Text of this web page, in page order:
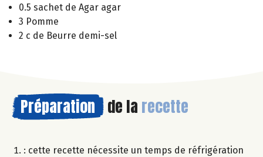
0.5 sachet de Agar agar
3 Pomme
2 c de Beurre demi-sel
Préparation de la recette
: cette recette nécessite un temps de réfrigération